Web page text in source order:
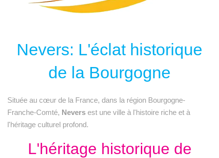
Nevers: L'éclat historique
de la Bourgogne
Située au cœur de la France, dans la région Bourgogne-
Franche-Comté, Nevers est une ville à l'histoire riche et à
l'héritage culturel profond.
L'héritage historique de